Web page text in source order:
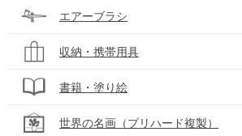
エアーブラシ
収納・携帯用具
書籍・塗り絵
世界の名画（プリハード複製）